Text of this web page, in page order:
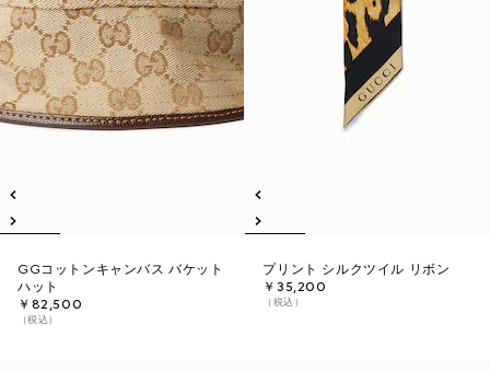
GGコットンキャンバス バケット
ハット
￥82,500
（税込）
プリント シルクツイル リボン
￥35,200
（税込）